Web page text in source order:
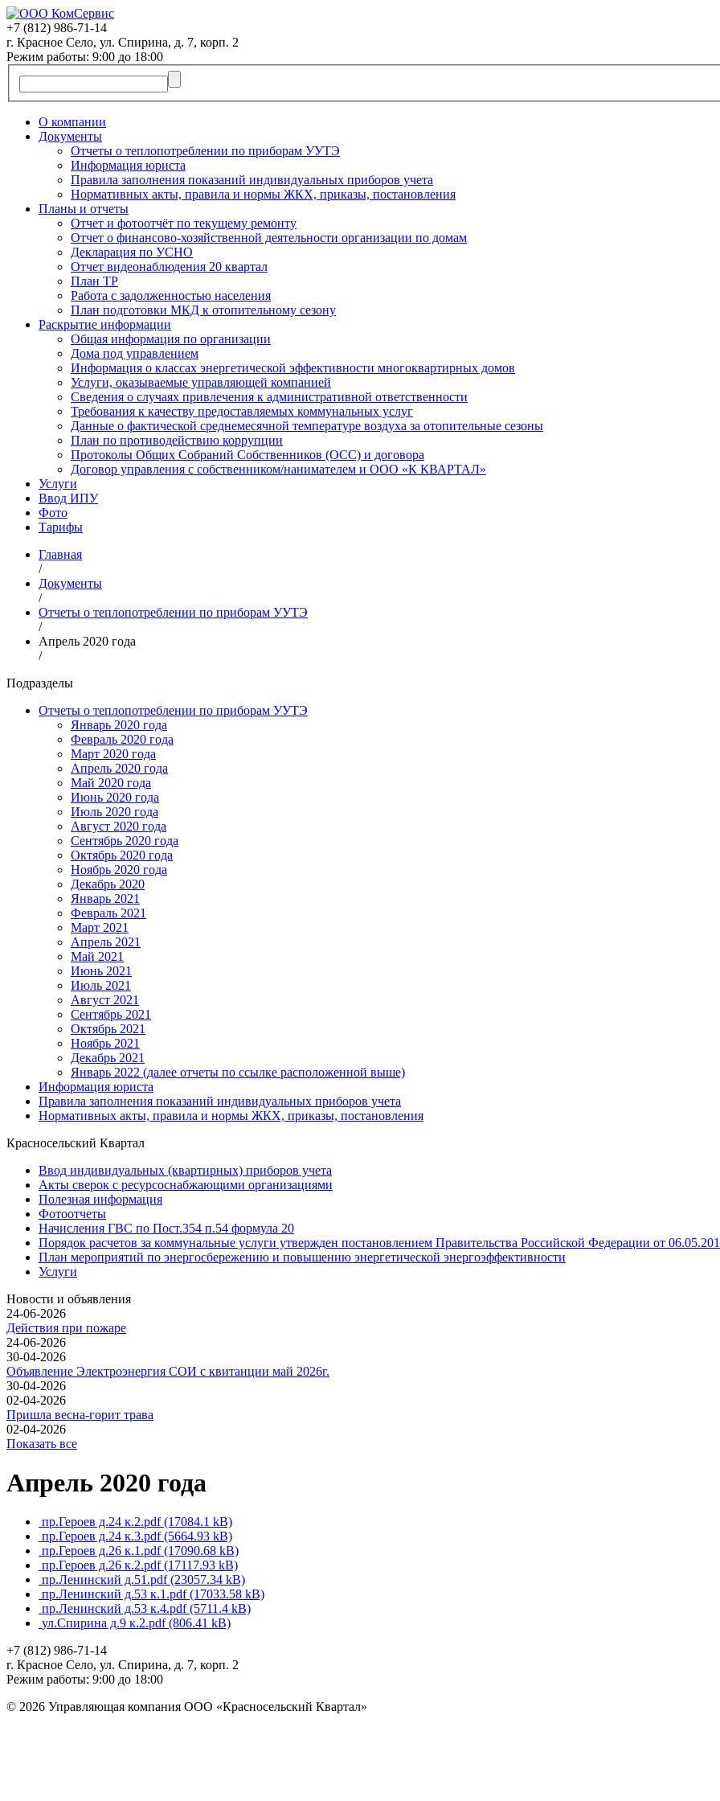
+7 (812) 986-71-14
г. Красное Село, ул. Спирина, д. 7, корп. 2
Режим работы: 9:00 до 18:00
О компании
Документы
Отчеты о теплопотреблении по приборам УУТЭ
Информация юриста
Правила заполнения показаний индивидуальных приборов учета
Нормативных акты, правила и нормы ЖКХ, приказы, постановления
Планы и отчеты
Отчет и фотоотчёт по текущему ремонту
Отчет о финансово-хозяйственной деятельности организации по домам
Декларация по УСНО
Отчет видеонаблюдения 20 квартал
План ТР
Работа с задолженностью населения
План подготовки МКД к отопительному сезону
Раскрытие информации
Общая информация по организации
Дома под управлением
Информация о классах энергетической эффективности многоквартирных домов
Услуги, оказываемые управляющей компанией
Сведения о случаях привлечения к административной ответственности
Требования к качеству предоставляемых коммунальных услуг
Данные о фактической среднемесячной температуре воздуха за отопительные сезоны
План по противодействию коррупции
Протоколы Общих Собраний Собственников (ОСС) и договора
Договор управления с собственником/нанимателем и ООО «К КВАРТАЛ»
Услуги
Ввод ИПУ
Фото
Тарифы
Главная
/
Документы
/
Отчеты о теплопотреблении по приборам УУТЭ
/
Апрель 2020 года
/
Подразделы
Отчеты о теплопотреблении по приборам УУТЭ
Январь 2020 года
Февраль 2020 года
Март 2020 года
Апрель 2020 года
Май 2020 года
Июнь 2020 года
Июль 2020 года
Август 2020 года
Сентябрь 2020 года
Октябрь 2020 года
Ноябрь 2020 года
Декабрь 2020
Январь 2021
Февраль 2021
Март 2021
Апрель 2021
Май 2021
Июнь 2021
Июль 2021
Август 2021
Сентябрь 2021
Октябрь 2021
Ноябрь 2021
Декабрь 2021
Январь 2022 (далее отчеты по ссылке расположенной выше)
Информация юриста
Правила заполнения показаний индивидуальных приборов учета
Нормативных акты, правила и нормы ЖКХ, приказы, постановления
Красносельский Квартал
Ввод индивидуальных (квартирных) приборов учета
Акты сверок с ресурсоснабжающими организациями
Полезная информация
Фотоотчеты
Начисления ГВС по Пост.354 п.54 формула 20
Порядок расчетов за коммунальные услуги утвержден постановлением Правительства Российской Федерации от
План мероприятий по энергосбережению и повышению энергетической энергоэффективности
Услуги
Новости и объявления
24-06-2026
Действия при пожаре
24-06-2026
30-04-2026
Объявление Электроэнергия СОИ с квитанции май 2026г.
30-04-2026
02-04-2026
Пришла весна-горит трава
02-04-2026
Показать все
Апрель 2020 года
пр.Героев д.24 к.2.pdf(17084.1 kB)
пр.Героев д.24 к.3.pdf(5664.93 kB)
пр.Героев д.26 к.1.pdf(17090.68 kB)
пр.Героев д.26 к.2.pdf(17117.93 kB)
пр.Ленинский д.51.pdf(23057.34 kB)
пр.Ленинский д.53 к.1.pdf(17033.58 kB)
пр.Ленинский д.53 к.4.pdf(5711.4 kB)
ул.Спирина д.9 к.2.pdf(806.41 kB)
+7 (812) 986-71-14
г. Красное Село, ул. Спирина, д. 7, корп. 2
Режим работы: 9:00 до 18:00
© 2026 Управляющая компания ООО «Красносельский Квартал»